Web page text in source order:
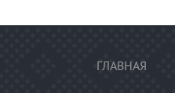
ГЛАВНАЯ